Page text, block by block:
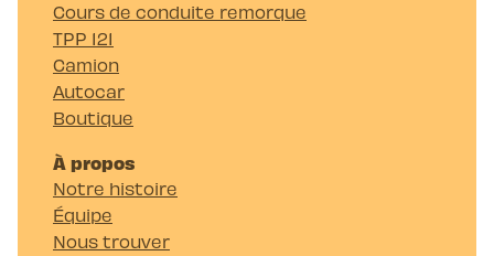
Cours de conduite remorque
TPP 121
Camion
Autocar
Boutique
À propos
Notre histoire
Équipe
Nous trouver